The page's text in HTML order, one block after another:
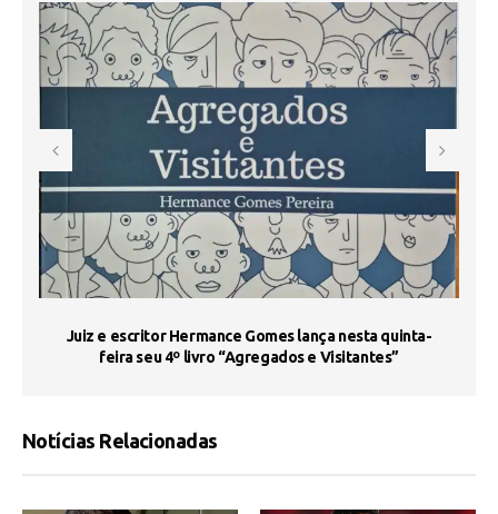
Juiz e escritor Hermance Gomes lança nesta quinta-
feira seu 4º livro “Agregados e Visitantes”
Notícias Relacionadas